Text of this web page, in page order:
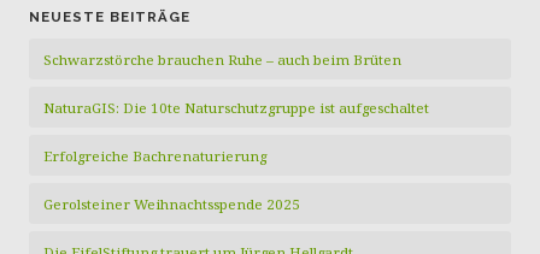
NEUESTE BEITRÄGE
Schwarzstörche brauchen Ruhe – auch beim Brüten
NaturaGIS: Die 10te Naturschutzgruppe ist aufgeschaltet
Erfolgreiche Bachrenaturierung
Gerolsteiner Weihnachtsspende 2025